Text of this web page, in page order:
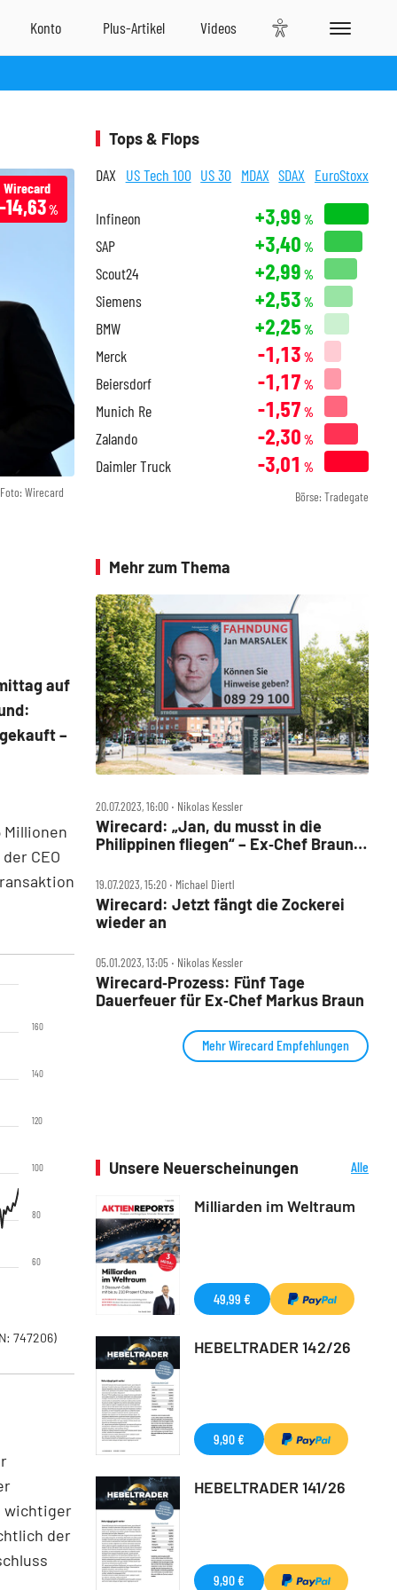
Foto: Wirecard
Wirecard
-14,63%
auf
–
CEO
60
80
100
120
140
160
747206)
wichtiger
der
Tops & Flops
DAX US Tech 100 US 30 MDAX SDAX EuroStoxx
Infineon +3,99 %
SAP +3,40 %
Scout24 +2,99 %
Siemens +2,53 %
BMW +2,25 %
Merck -1,13 %
Beiersdorf -1,17 %
Munich Re -1,57 %
Zalando -2,30 %
Daimler Truck -3,01 %
Börse: Tradegate
Mehr zum Thema
20.07.2023, 16:00 ‧ Nikolas Kessler
Wirecard: „Jan, du musst in die
Philippinen fliegen“ – Ex‑Chef Braun
19.07.2023, 15:20 ‧ Michael Diertl
Wirecard: Jetzt fängt die Zockerei
wieder an
05.01.2023, 13:05 ‧ Nikolas Kessler
Wirecard‑Prozess: Fünf Tage
Dauerfeuer für Ex‑Chef Markus Braun
Mehr Wirecard Empfehlungen
Unsere Neuerscheinungen
Alle
Milliarden im Weltraum
49,99 €
HEBELTRADER 142/26
9,90 €
HEBELTRADER 141/26
9,90 €